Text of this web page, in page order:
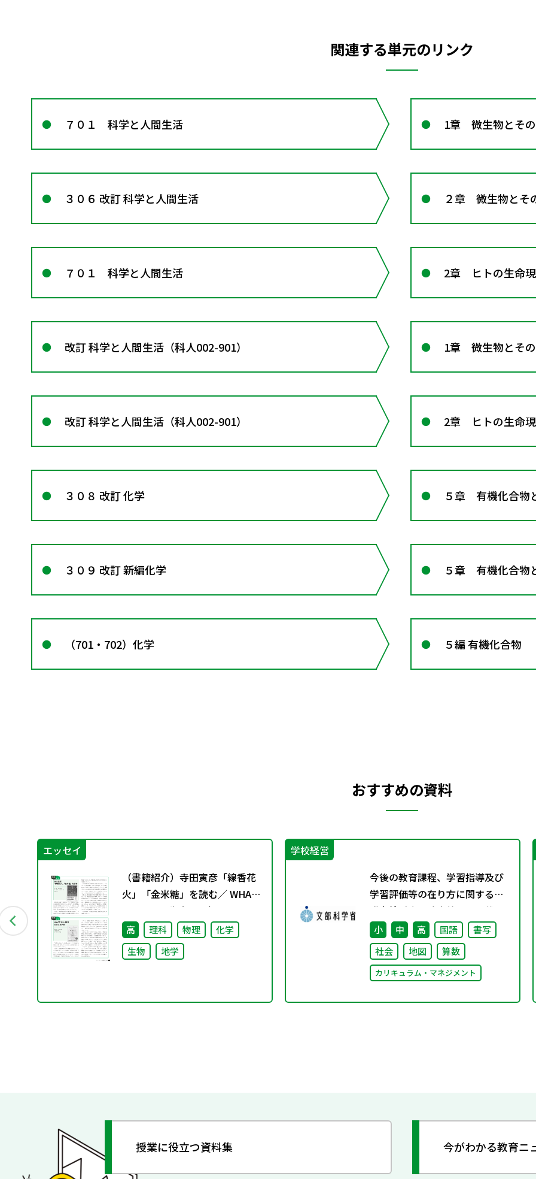
関連する単元のリンク
７０１ 科学と人間生活 1章 微生物とそ
３０６ 改訂 科学と人間生活 ２章 微生物とそ
７０１ 科学と人間生活 2章 ヒトの生命
改訂 科学と人間生活（科人002-901） 1章 微生物とそ
改訂 科学と人間生活（科人002-901） 2章 ヒトの生命
３０８ 改訂 化学 ５章 有機化合物
３０９ 改訂 新編化学 ５章 有機化合物
（701・702）化学 ５編 有機化合物
おすすめの資料
エッセイ
（書籍紹介）寺田寅彦「線香花
火」「金米糖」を読む／ WHAT
IS LIFE？ 生命とは何か
高 理科 物理
化学
生物
地学
学校経営
今後の教育課程、学習指導及び
学習評価等の在り方に関する有
識者検討会の論点整理を掲載し
ました
小 中 高 国語
書写
社会
地図 算数
カリキュラム・マネジメント
授業に役立つ資料集 今がわかる教育ニ